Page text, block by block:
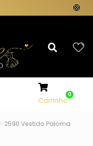
Carrinho
0
2590 Vestido Paloma